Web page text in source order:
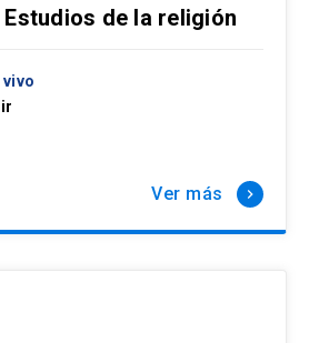
de la religión
Ver más keyboard_arrow_right